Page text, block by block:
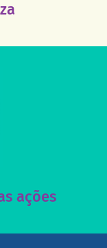
ações
compartilhando